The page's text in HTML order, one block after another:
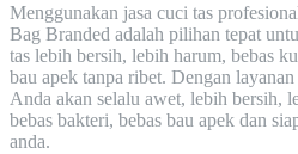
Menggunakan jasa cuci tas
Bag Branded adalah pilihan tepat
tas lebih bersih, lebih harum, bebas
bau apek tanpa ribet. Dengan
Anda akan selalu awet, lebih bersih,
bebas bakteri, bebas bau apek dan
anda.